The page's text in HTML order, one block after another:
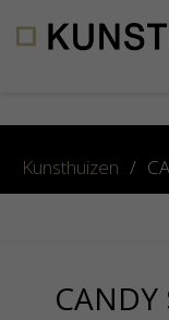
Kunsthuizen /